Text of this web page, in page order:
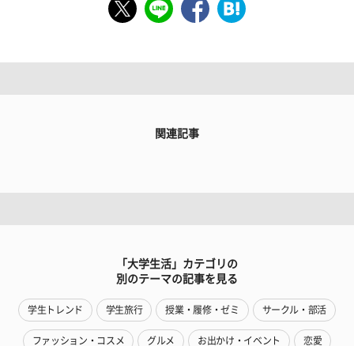
関連記事
「大学生活」カテゴリの
別のテーマの記事を見る
学生トレンド 学生旅行 授業・履修・ゼミ サークル・部活
ファッション・コスメ グルメ お出かけ・イベント 恋愛